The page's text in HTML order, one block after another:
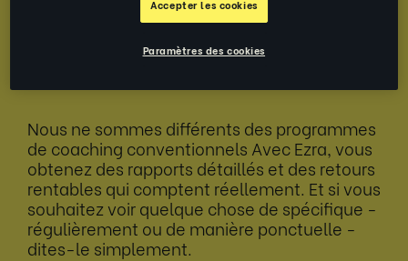
Des résultats qui font
mouche
Nous ne sommes différents des programmes
de coaching conventionnels Avec Ezra, vous
obtenez des rapports détaillés et des retours
rentables qui comptent réellement. Et si vous
souhaitez voir quelque chose de spécifique -
régulièrement ou de manière ponctuelle -
dites-le simplement.
Accepter les cookies
Paramètres des cookies